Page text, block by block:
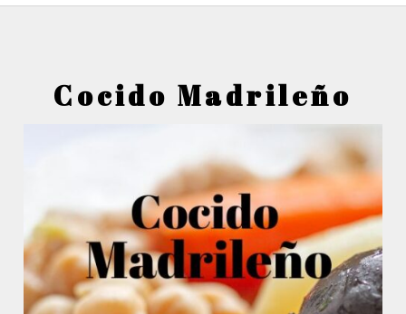
Cocido Madrileño